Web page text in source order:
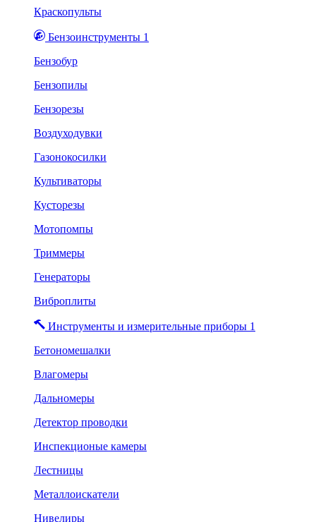
Краскопульты
Бензоинструменты 1
Бензобур
Бензопилы
Бензорезы
Воздуходувки
Газонокосилки
Культиваторы
Кусторезы
Мотопомпы
Триммеры
Генераторы
Виброплиты
Инструменты и измерительные приборы 1
Бетономешалки
Влагомеры
Дальномеры
Детектор проводки
Инспекционые камеры
Лестницы
Металлоискатели
Нивелиры